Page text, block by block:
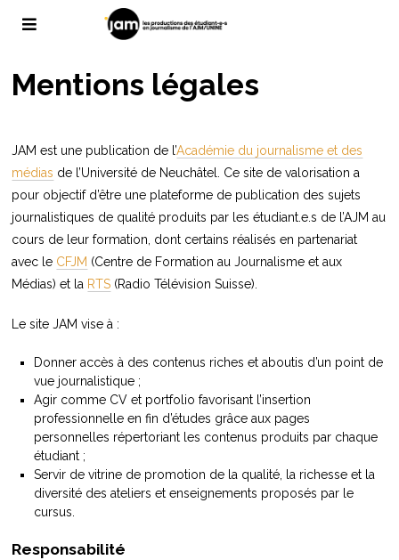
Mentions légales
JAM est une publication de l’Académie du journalisme et des
médias de l’Université de Neuchâtel. Ce site de valorisation a
pour objectif d’être une plateforme de publication des sujets
journalistiques de qualité produits par les étudiant.e.s de l’AJM au
cours de leur formation, dont certains réalisés en partenariat
avec le CFJM (Centre de Formation au Journalisme et aux
Médias) et la RTS (Radio Télévision Suisse).
Le site JAM vise à :
Donner accès à des contenus riches et aboutis d’un point de
vue journalistique ;
Agir comme CV et portfolio favorisant l’insertion
professionnelle en fin d’études grâce aux pages
personnelles répertoriant les contenus produits par chaque
étudiant ;
Servir de vitrine de promotion de la qualité, la richesse et la
diversité des ateliers et enseignements proposés par le
cursus.
Responsabilité